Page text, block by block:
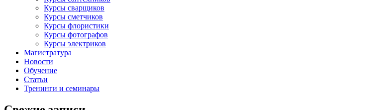
Курсы сварщиков
Курсы сметчиков
Курсы флористики
Курсы фотографов
Курсы электриков
Магистратура
Новости
Обучение
Статьи
Тренинги и семинары